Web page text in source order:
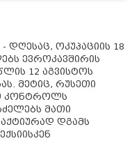
დღესაც, ოკუპაციის 18
ევროკავშირის
12 აგვისტოს
მეტიც, რუსეთი
კონტროლს
მათი
დგამს